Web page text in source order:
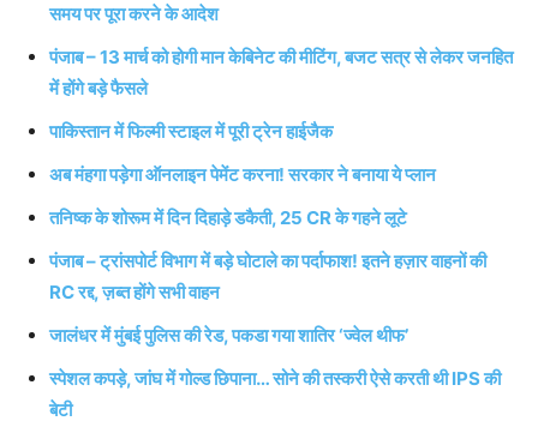
समय पर पूरा करने के आदेश
पंजाब – 13 मार्च को होगी मान केबिनेट की मीटिंग, बजट सत्र से लेकर जनहित
में होंगे बड़े फैसले
पाकिस्तान में फिल्मी स्टाइल में पूरी ट्रेन हाईजैक
अब मंहगा पड़ेगा ऑनलाइन पेमेंट करना! सरकार ने बनाया ये प्लान
तनिष्क के शोरूम में दिन दिहाड़े डकैती, 25 CR के गहने लूटे
पंजाब – ट्रांसपोर्ट विभाग में बड़े घोटाले का पर्दाफाश! इतने हज़ार वाहनों की
RC रद्द, ज़ब्त होंगे सभी वाहन
जालंधर में मुंबई पुलिस की रेड, पकडा गया शातिर ‘ज्वेल थीफ’
स्पेशल कपड़े, जांघ में गोल्ड छिपाना… सोने की तस्करी ऐसे करती थी IPS की
बेटी